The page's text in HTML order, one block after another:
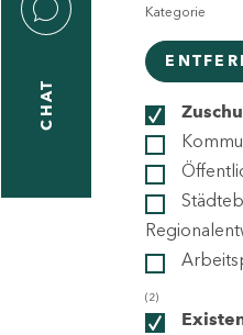
CHAT
Kategorie
(2)